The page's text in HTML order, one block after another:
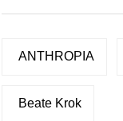
ANTHROPIA
Beate Krok